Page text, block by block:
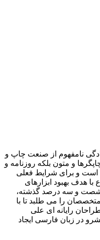
نامفهوم از صنعت چاپ و
و متون بلکه روزنامه و
است و برای شرایط فعلی
با هدف بهبود ابزارهای
شصت و سه درصد گذشته،
را می طلبد تا با
رایانه ای علی
در زبان فارسی ایجاد